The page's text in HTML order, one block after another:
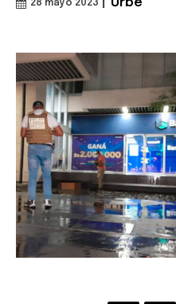
28 mayo 2023